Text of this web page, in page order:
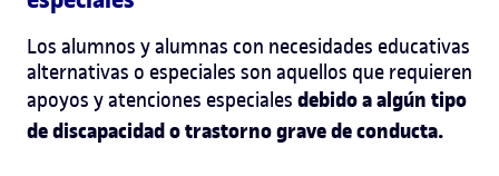
Los alumnos y alumnas con necesidades educativas
alternativas o especiales son aquellos que requieren
apoyos y atenciones especiales debido a algún tipo
de discapacidad o trastorno grave de conducta.